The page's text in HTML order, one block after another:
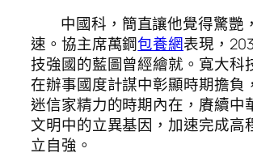
中國科，簡直讓他覺得驚艷
速。協主席萬鋼包養網表現，
技強國的藍圖曾經繪就。寬大科
在辦事國度計謀中彰顯時期擔負
迷信家精力的時期內在，賡續中
文明中的立異基因，加速完成高
立自強。